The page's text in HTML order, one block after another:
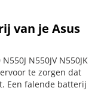
van je Asus
N550JV N550JK
te zorgen dat
Een falende batterij